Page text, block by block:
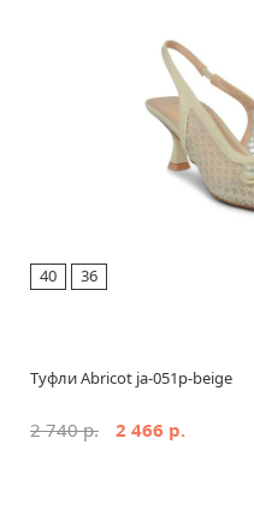
Сбросить
40 36
Туфли Abricot ja-051p-beige
2 740 р. 2 466 р.